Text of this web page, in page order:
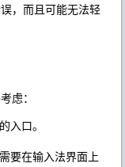
，而且可能无法轻
虑：
入口。
要在输入法界面上